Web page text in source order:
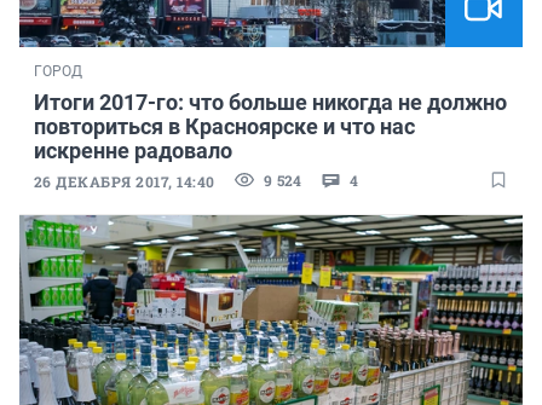
ГОРОД
Итоги 2017-го: что больше никогда не должно
повториться в Красноярске и что нас
искренне радовало
26 ДЕКАБРЯ 2017, 14:40 9 524 4